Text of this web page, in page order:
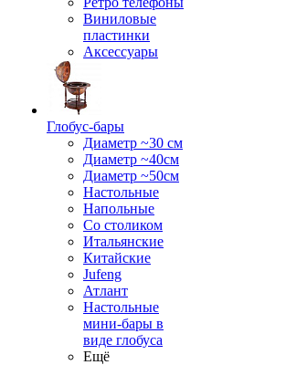
Виниловые
пластинки
Аксессуары
Глобус-бары
Диаметр ~30 см
Диаметр ~40см
Диаметр ~50см
Настольные
Напольные
Со столиком
Итальянские
Китайские
Jufeng
Атлант
Настольные
мини-бары в
виде глобуса
Ещё